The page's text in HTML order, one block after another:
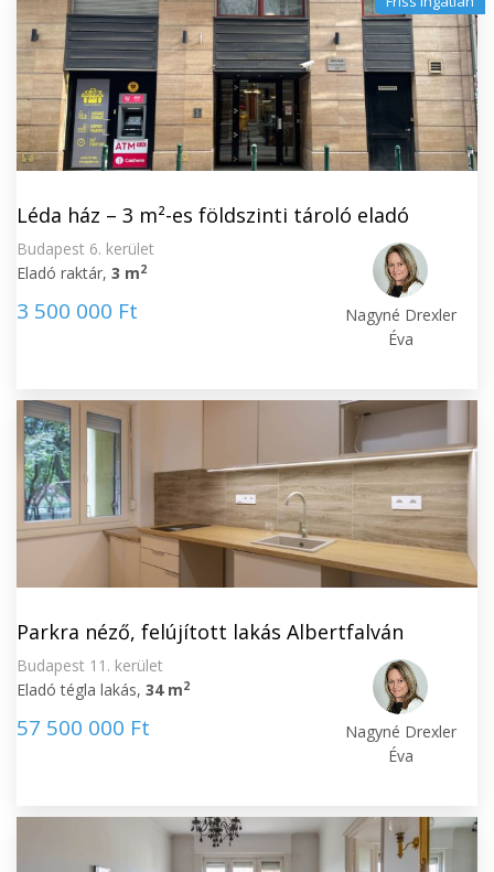
Léda ház – 3 m²-es földszinti tároló eladó
Budapest 6. kerület
Eladó raktár, 3 m2
3 500 000 Ft
Nagyné Drexler
Éva
Parkra néző, felújított lakás Albertfalván
Budapest 11. kerület
Eladó tégla lakás, 34 m2
57 500 000 Ft
Nagyné Drexler
Éva